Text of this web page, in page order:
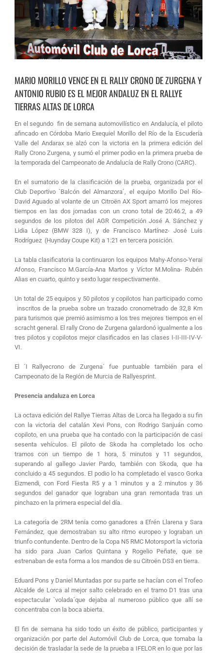
MARIO MORILLO VENCE EN EL RALLY CRONO DE ZURGENA Y
ANTONIO RUBIO ES EL MEJOR ANDALUZ EN EL RALLYE
TIERRAS ALTAS DE LORCA
En el segundo fin de semana automovilístico en Andalucía, el piloto
afincado en Córdoba Mario Exequiel Morillo del Río de la Escudería
Valle del Andarax se alzó con la victoria en la primera edición del
Rally Crono Zurgena, y sumó el primer podio en la primera prueba de
la temporada del Campeonato de Andalucía de Rally Crono (CARC).
En el sumatorio de la clasificación de la prueba, organizada por el
Club Deportivo `Balcón del Almanzora´, el equipo Morillo Del Río-
David Aguado al volante de un Citroën AX Sport amarró los mejores
tiempos en las dos jornadas con un crono total de 20:46.2, a 49
segundos de los pilotos del AGR Competición José A. Sánchez y
Lidia López (BMW 328 I), y de Francisco Martínez- José Luis
Rodríguez (Huynday Coupe Kit) a 1:21 en tercera posición.
La tabla clasificatoria la continuaron los equipos Mahy-Afonso-Yerai
Afonso, Francisco M.García-Ana Martos y Víctor M.Molina- Rubén
Alias en cuarto, quinto y sexto lugar respectivamente.
Un total de 25 equipos y 50 pilotos y copilotos han participado como
inscritos de la prueba sobre un trazado cronometrado de 32,8 Km
para turismos que premió asimismo a los tres mejores tiempos en el
scracht general. El rally Crono de Zurgena galardonó igualmente a los
tres pilotos y copilotos mejor clasificados en las clases I-II-III-IV-V-
VI.
El ´I Rallyecrono de Zurgena´ fue puntuable también para el
Campeonato de la Región de Murcia de Rallyesprint.
Presencia andaluza en Lorca
La octava edición del Rallye Tierras Altas de Lorca ha llegado a su fin
con la victoria del catalán Xevi Pons, con Rodrigo Sanjuán como
copiloto, en una prueba que ha contado con la participación de casi
sesenta vehículos. El piloto de Skoda ha completado los ocho
tramos con un tiempo de 1 hora, 5 minutos y 11 segundos,
superando al gallego Javier Pardo, también con Skoda, que ha
concluido a 45 segundos. El podio lo ha completado el vasco Gorka
Eizmendi, con Ford Fiesta R5 y a 1 minutos y a 2 minutos y 36
segundos del ganador que lograban una gran remontada tras un
pinchazo en la primera especial del día.
La categoría de 2RM tenía como ganadores a Efrén Llarena y Sara
Fernández, que demostraban su alto ritmo europeo y lograban un
triunfo contundente. Dentro de la Copa N5 RMC Motorsport la victoria
ha sido para Juan Carlos Quintana y Rogelio Peñate, que se
estrenaban de esta forma a los mandos de su Citroën DS3 en tierra.
Eduard Pons y Daniel Muntadas por su parte se hacían con el Trofeo
Alcalde de Lorca al mejor salto celebrado en el tramo D1 tras una
espectacular `volada´que dejaba al numeroso público que allí se
concentraba con la boca abierta.
El fin de semana ha sido todo un éxito de público, participantes y
organización por parte del Automóvil Club de Lorca, que tomaba la
decisión de trasladar la sede de la prueba a IFELOR en lo que por las